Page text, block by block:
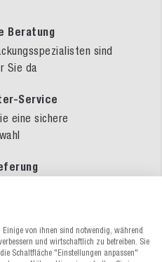
Beratung
sind
Sie da
Service
eine sichere
von ihnen sind notwendig, während
und wirtschaftlich zu betreiben. Sie
Schaltfläche "Einstellungen anpassen"